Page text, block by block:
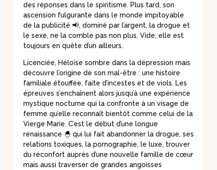
des réponses dans le spiritisme. Plus tard, son
ascension fulgurante dans le monde impitoyable
de la publicité 📢, dominé par l’argent, la drogue et
le sexe, ne la comble pas non plus. Vide, elle est
toujours en quête d’un ailleurs.
Licenciée, Héloïse sombre dans la dépression mais
découvre l’origine de son mal-être : une histoire
familiale étouffée, faite d’incestes et de viols. Les
épreuves s’enchaînent alors jusqu’à une expérience
mystique nocturne qui la confronte à un visage de
femme qu’elle reconnaît bientôt comme celui de la
Vierge Marie. C’est le début d’une longue
renaissance 🐣 qui lui fait abandonner la drogue, ses
relations toxiques, la pornographie, le luxe, trouver
du réconfort auprès d’une nouvelle famille de cœur
mais aussi traverser de grandes angoisses